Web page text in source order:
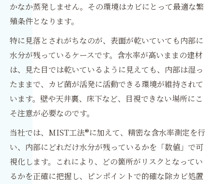
かなか蒸発しません。その環境はカビにとって最適な繁
殖条件となります。
特に見落とされがちなのが、表面が乾いていても内部に
水分が残っているケースです。含水率が高いままの建材
は、見た目では乾いているように見えても、内部は湿っ
たままで、カビ菌が活発に活動できる環境が維持されて
います。壁や天井裏、床下など、目視できない場所にこ
そ注意が必要なのです。
当社では、MIST工法®に加えて、精密な含水率測定を行
い、内部にどれだけ水分が残っているかを「数値」で可
視化します。これにより、どの箇所がリスクとなってい
るかを正確に把握し、ピンポイントで的確な除カビ処置